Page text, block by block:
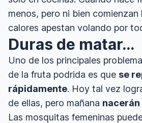
menos, pero ni bien comienzan
calores apestan volando por
Duras de matar…
Uno de los principales
de la fruta podrida es que se
rápidamente. Hoy tal vez
de ellas, pero mañana nacerán
Las mosquitas femeninas